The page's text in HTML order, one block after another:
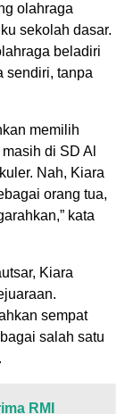
olahraga
sekolah dasar.
beladiri
sendiri, tanpa
memilih
di SD Al
Nah, Kiara
orang tua,
kata
Kiara
sempat
salah satu
RMI